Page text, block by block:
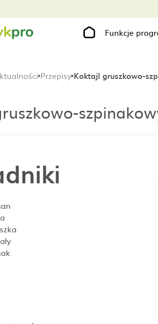
Funkcje
Przepisy Koktajl gruszkowo-